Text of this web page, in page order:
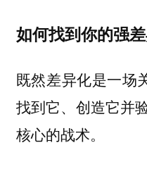
如何找到你的强
既然差异化是一场
找到它、创造它并
核心的战术。